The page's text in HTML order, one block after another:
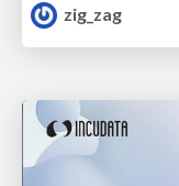
zig_zag